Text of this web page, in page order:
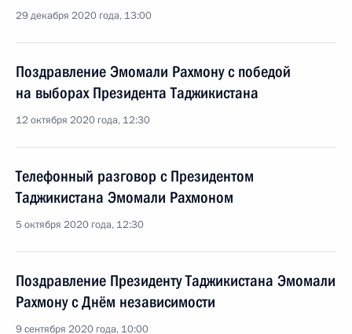
29 декабря 2020 года, 13:00
Поздравление Эмомали Рахмону с победой
на выборах Президента Таджикистана
12 октября 2020 года, 12:30
Телефонный разговор с Президентом
Таджикистана Эмомали Рахмоном
5 октября 2020 года, 12:30
Поздравление Президенту Таджикистана Эмомали
Рахмону с Днём независимости
9 сентября 2020 года, 10:00